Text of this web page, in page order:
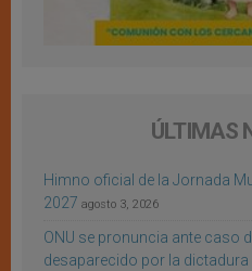
ÚLTIMAS
Himno oficial de la Jornada
2027 agosto 3, 2026
ONU se pronuncia ante caso
desaparecido por la